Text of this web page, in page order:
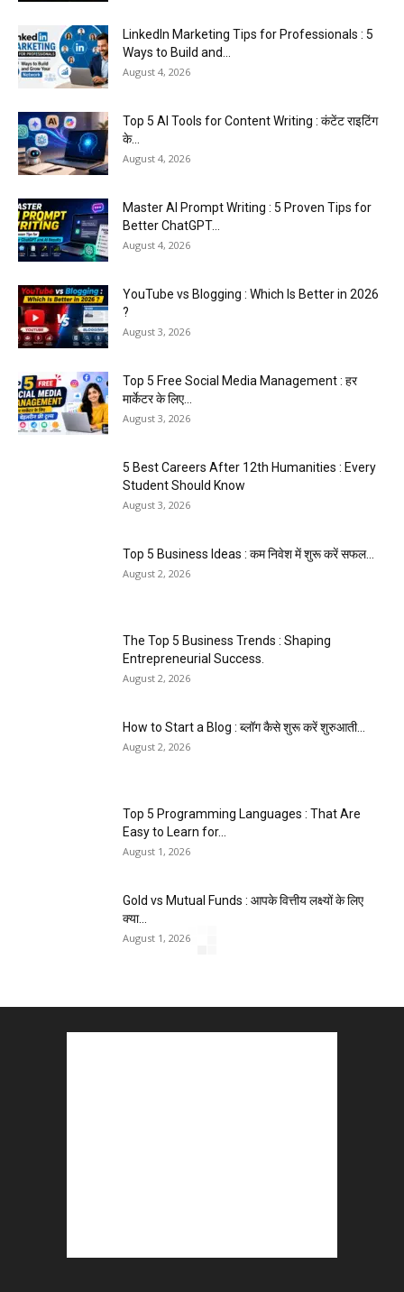
LinkedIn Marketing Tips for Professionals : 5
Ways to Build and...
August 4, 2026
Top 5 AI Tools for Content Writing : कंटेंट राइटिंग
के...
August 4, 2026
Master AI Prompt Writing : 5 Proven Tips for
Better ChatGPT...
August 4, 2026
YouTube vs Blogging : Which Is Better in 2026
?
August 3, 2026
Top 5 Free Social Media Management : हर
मार्केटर के लिए...
August 3, 2026
5 Best Careers After 12th Humanities : Every
Student Should Know
August 3, 2026
Top 5 Business Ideas : कम निवेश में शुरू करें सफल...
August 2, 2026
The Top 5 Business Trends : Shaping
Entrepreneurial Success.
August 2, 2026
How to Start a Blog : ब्लॉग कैसे शुरू करें शुरुआती...
August 2, 2026
Top 5 Programming Languages : That Are
Easy to Learn for...
August 1, 2026
Gold vs Mutual Funds : आपके वित्तीय लक्ष्यों के लिए
क्या...
August 1, 2026